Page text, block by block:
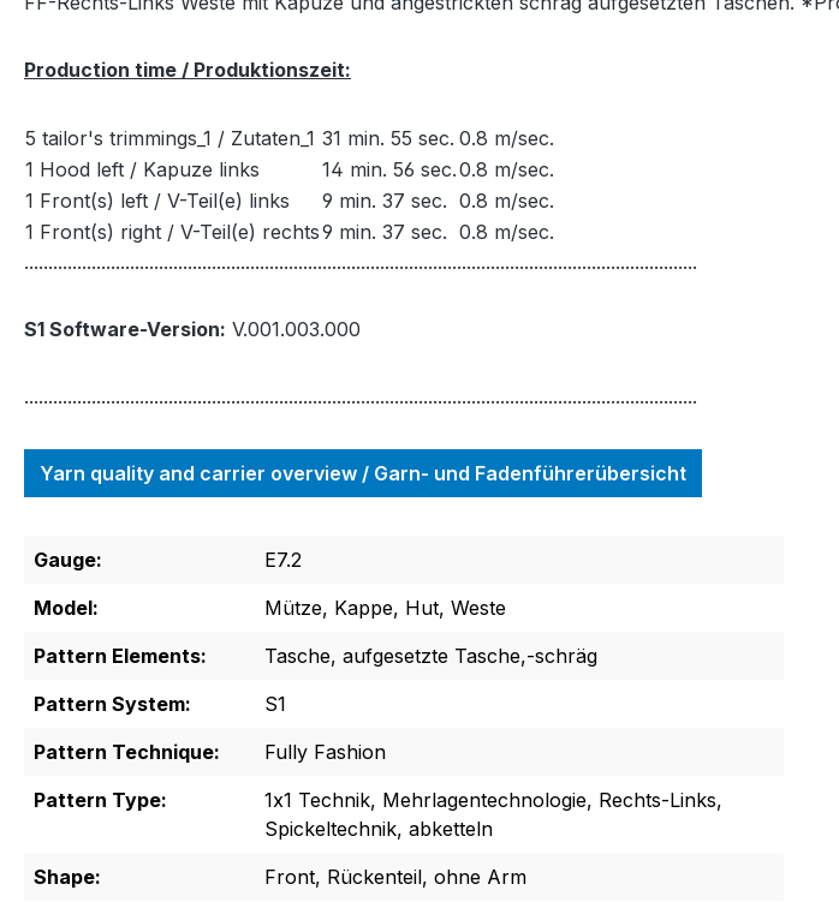
Production time / Produktionszeit:
5 tailor's trimmings_1 / Zutaten_1 31 min. 55 sec. 0.8 m/sec.
1 Hood left / Kapuze links
14 min. 56 sec.0.8 m/sec.
1 Front(s) left / V-Teil(e) links
9 min. 37 sec. 0.8 m/sec.
1 Front(s) right / V-Teil(e) rechts9 min. 37 sec. 0.8 m/sec.
............................................................................................................................................
S1 Software-Version: V.001.003.000
............................................................................................................................................
Yarn quality and carrier overview / Garn- und Fadenführerübersicht
Gauge:
E7.2
Model:
Mütze, Kappe, Hut, Weste
Pattern Elements:
Tasche, aufgesetzte Tasche,-schräg
Pattern System:
S1
Pattern Technique:
Fully Fashion
Pattern Type:
1x1 Technik, Mehrlagentechnologie, Rechts-Links,
Spickeltechnik, abketteln
Shape:
Front, Rückenteil, ohne Arm